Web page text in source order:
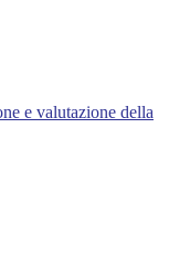
e valutazione della